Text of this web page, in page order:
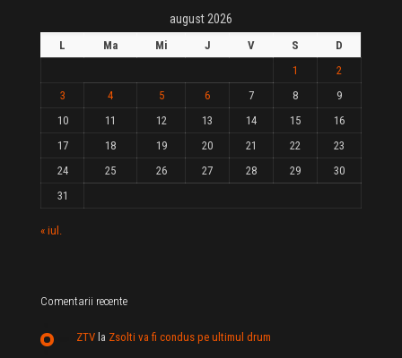
august 2026
L Ma Mi J V S
D
1
2
3
4 5 6 7 8
9
10
11 12 13 14 15
16
17
18 19 20 21 22
23
24
25 26 27 28 29
30
31
« iul.
Comentarii recente
ZTV la Zsolti va fi condus pe ultimul drum